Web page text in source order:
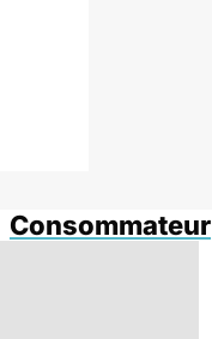
Consommateur